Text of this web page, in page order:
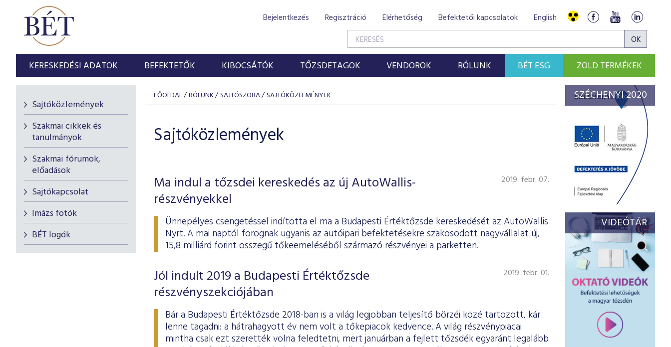
Bejelentkezés Regisztráció Elérhetőség Befektetői kapcsolatok English
KERESKEDÉSI ADATOK BEFEKTETŐK KIBOCSÁTÓK TŐZSDETAGOK VENDOROK RÓLUNK BÉT ESG ZÖLD TERMÉKEK
Sajtóközlemények
Szakmai cikkek és
tanulmányok
Szakmai fórumok,
előadások
Sajtókapcsolat
Imázs fotók
BÉT logók
FŐOLDAL RÓLUNK SAJTÓSZOBA SAJTÓKÖZLEMÉNYEK
Sajtóközlemények
Ma indul a tőzsdei kereskedés az új AutoWallis-
részvényekkel
2019. febr. 07.
Ünnepélyes csengetéssel indította el ma a Budapesti Értéktőzsde kereskedését az AutoWallis
Nyrt. A mai naptól forognak ugyanis az autóipari befektetésekre szakosodott nagyvállalat új,
15,8 milliárd forint összegű tőkeemeléséből származó részvényei a parketten.
Jól indult 2019 a Budapesti Értéktőzsde
részvényszekciójában
2019. febr. 01.
Bár a Budapesti Értéktőzsde 2018-ban is a világ legjobban teljesítő börzéi közé tartozott, kár
lenne tagadni: a hátrahagyott év nem volt a tőkepiacok kedvence. A világ részvénypiacai
mintha csak ezt szerették volna feledtetni, mert januárban a fejlett tőzsdék egyaránt legalább
SZÉCHENYI 2020
VIDEÓTÁR